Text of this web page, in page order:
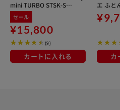
mini TURBO STSK-S10
-W ホワイト
セール
¥15,800
(9)
カートに入れる
エ ふと
ルノズ
P ホワイ
カ